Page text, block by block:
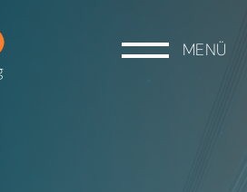
MENÜ